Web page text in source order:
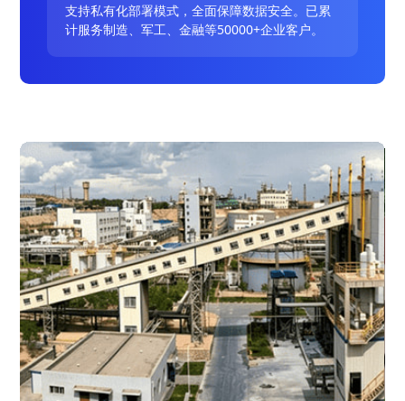
支持私有化部署模式，全面保障数据安全。已累
计服务制造、军工、金融等50000+企业客户。